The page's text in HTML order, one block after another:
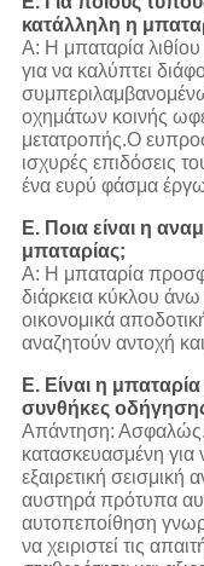
κατάλληλη η
Α: Η μπαταρία
για να καλύπτει
οχημάτων κοινής
μετατροπής.Ο
ισχυρές επιδόσεις
ένα ευρύ φάσμα
Ε. Ποια είναι η
μπαταρίας;
Α: Η μπαταρία
διάρκεια κύκλου
οικονομικά
αναζητούν αντοχή
Ε. Είναι η
συνθήκες
Απάντηση: Ασφαλώς.
κατασκευασμένη για
εξαιρετική σεισμική
αυστηρά πρότυπα
αυτοπεποίθηση
να χειριστεί τις